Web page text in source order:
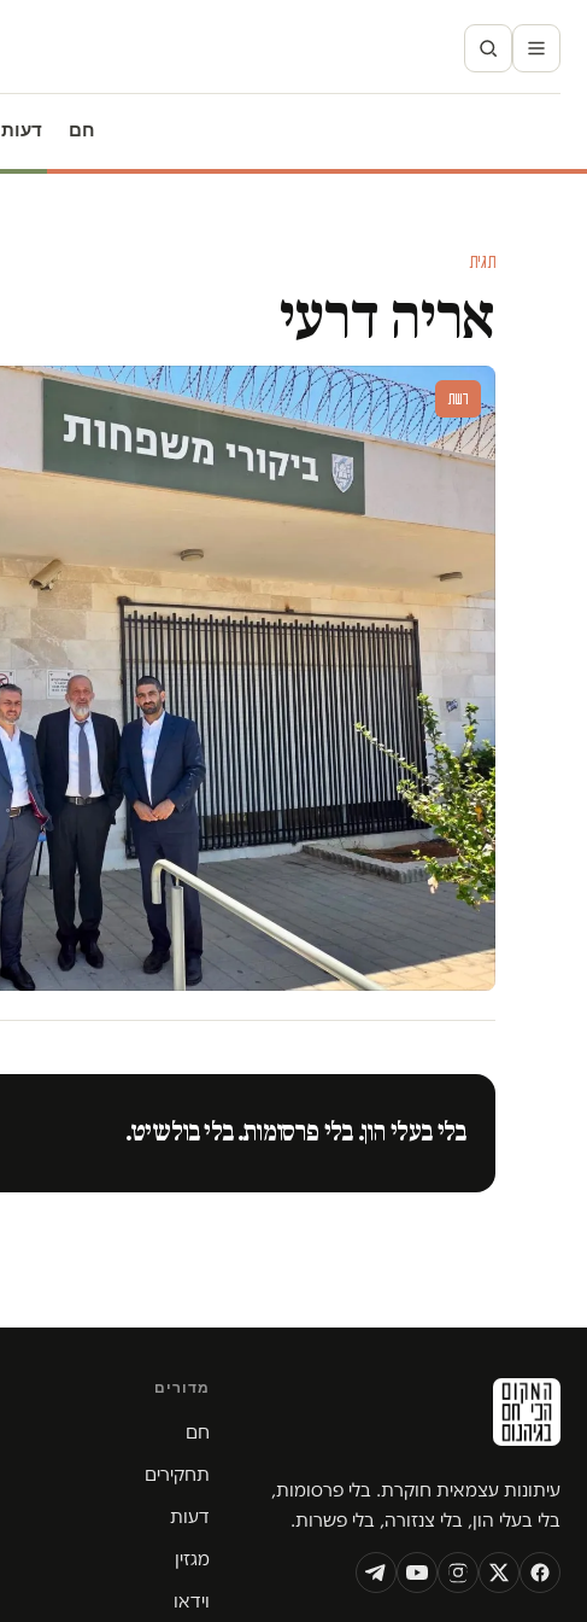
חם דעות
תגית
אריה דרעי
דעות
בלי בעלי הון. בלי פרסומות. בלי בולשיט.
עיתונות עצמאית חוקרת. בלי פרסומות,
בלי בעלי הון, בלי צנזורה, בלי פשרות.
מדורים
חם
תחקירים
דעות
מגזין
וידאו